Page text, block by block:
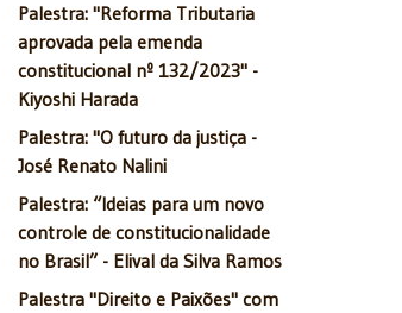
Palestra: "Reforma Tributaria
aprovada pela emenda
constitucional nº 132/2023" -
Kiyoshi Harada
Palestra: "O futuro da justiça -
José Renato Nalini
Palestra: “Ideias para um novo
controle de constitucionalidade
no Brasil” - Elival da Silva Ramos
Palestra "Direito e Paixões" com